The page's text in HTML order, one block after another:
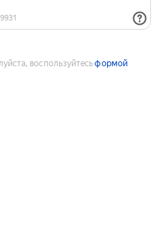
воспользуйтесьформой